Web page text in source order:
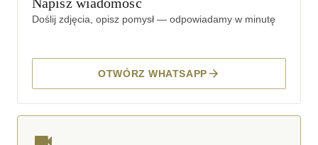
Doślij zdjęcia, opisz pomysł — odpowiadamy w minutę
OTWÓRZ WHATSAPP